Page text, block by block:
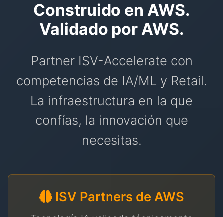
Construido en AWS.
Validado por AWS.
Partner ISV-Accelerate con
competencias de IA/ML y Retail.
La infraestructura en la que
confías, la innovación que
necesitas.
ISV Partners de AWS